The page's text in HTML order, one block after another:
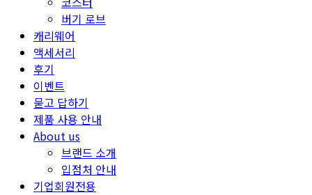
버기 로브
캐리웨어
액세서리
후기
이벤트
묻고 답하기
제품 사용 안내
About us
브랜드 소개
입점처 안내
기업회원전용